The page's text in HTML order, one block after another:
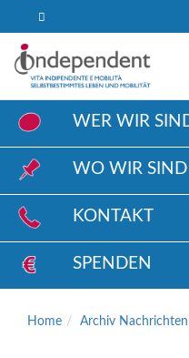
WER WIR
WO WIR SIND
KONTAKT
SPENDEN
Home Archiv Nachrichten